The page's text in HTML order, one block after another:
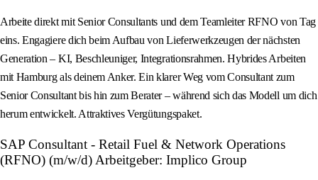
Arbeite direkt mit Senior Consultants und dem Teamleiter RFNO von Tag
eins. Engagiere dich beim Aufbau von Lieferwerkzeugen der nächsten
Generation – KI, Beschleuniger, Integrationsrahmen. Hybrides Arbeiten
mit Hamburg als deinem Anker. Ein klarer Weg vom Consultant zum
Senior Consultant bis hin zum Berater – während sich das Modell um dich
herum entwickelt. Attraktives Vergütungspaket.
SAP Consultant - Retail Fuel & Network Operations
(RFNO) (m/w/d) Arbeitgeber: Implico Group